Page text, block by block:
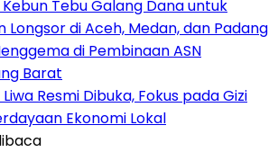
Tebu Galang Dana untuk
Longsor di Aceh, Medan, dan Padang
di Pembinaan ASN
Barat
Resmi Dibuka, Fokus pada Gizi
Ekonomi Lokal